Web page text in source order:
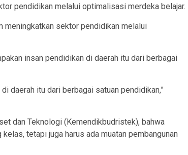
pendidikan melalui optimalisasi merdeka belajar.
meningkatkan sektor pendidikan melalui
insan pendidikan di daerah itu dari berbagai
daerah itu dari berbagai satuan pendidikan,”
dan Teknologi (Kemendikbudristek), bahwa
tetapi juga harus ada muatan pembangunan